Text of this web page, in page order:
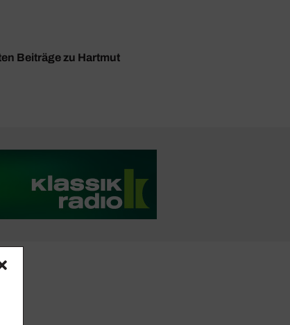
Beiträge zu Hartmut